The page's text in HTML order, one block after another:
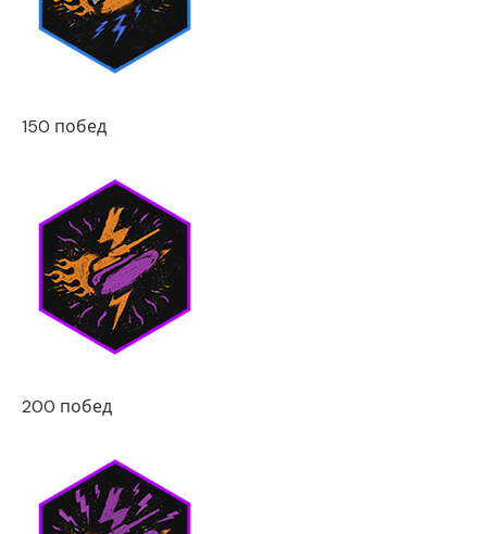
150 побед
200 побед